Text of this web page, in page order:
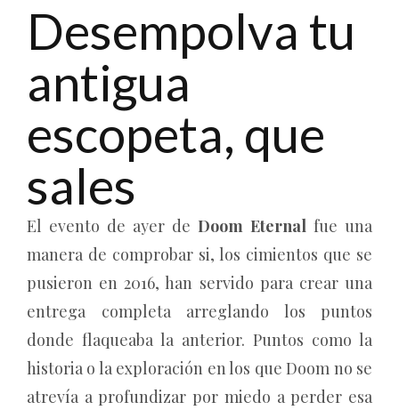
Desempolva tu
antigua
escopeta, que
sales
El evento de ayer de Doom Eternal fue una
manera de comprobar si, los cimientos que se
pusieron en 2016, han servido para crear una
entrega completa arreglando los puntos
donde flaqueaba la anterior. Puntos como la
historia o la exploración en los que Doom no se
atrevía a profundizar por miedo a perder esa